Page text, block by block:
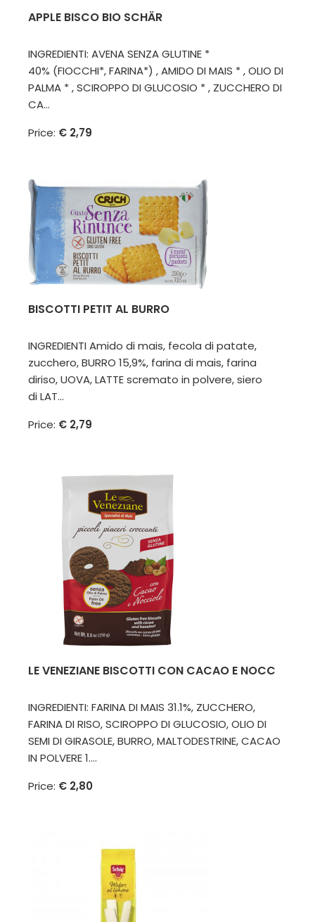
APPLE BISCO BIO SCHÄR
INGREDIENTI: AVENA SENZA GLUTINE *
40% (FIOCCHI*, FARINA*) , AMIDO DI MAIS * , OLIO DI
PALMA * , SCIROPPO DI GLUCOSIO * , ZUCCHERO DI
CA...
Price: € 2,79
BISCOTTI PETIT AL BURRO
INGREDIENTI Amido di mais, fecola di patate,
zucchero, BURRO 15,9%, farina di mais, farina
diriso, UOVA, LATTE scremato in polvere, siero
di LAT...
Price: € 2,79
LE VENEZIANE BISCOTTI CON CACAO E NOCC
INGREDIENTI: FARINA DI MAIS 31.1%, ZUCCHERO,
FARINA DI RISO, SCIROPPO DI GLUCOSIO, OLIO DI
SEMI DI GIRASOLE, BURRO, MALTODESTRINE, CACAO
IN POLVERE 1....
Price: € 2,80